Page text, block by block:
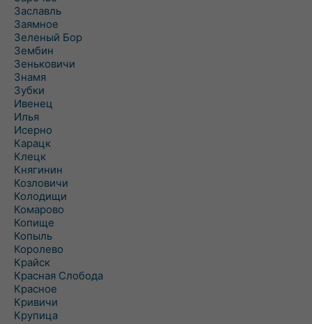
Заславль
Заямное
Зеленый Бор
Зембин
Зеньковичи
Знамя
Зубки
Ивенец
Илья
Исерно
Карацк
Клецк
Княгинин
Козловичи
Колодищи
Комарово
Копище
Копыль
Королево
Крайск
Красная Слобода
Красное
Кривичи
Крупица